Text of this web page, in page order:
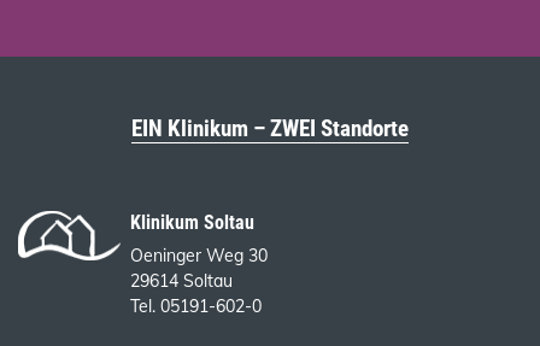
EIN Klinikum – ZWEI Standorte
Klinikum Soltau
Oeninger Weg 30
29614 Soltau
Tel. 05191-602-0